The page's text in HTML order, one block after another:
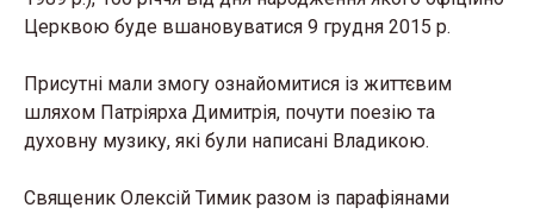
Церквою буде вшановуватися 9 грудня 2015 р.
Присутні мали змогу ознайомитися із життєвим
шляхом Патріярха Димитрія, почути поезію та
духовну музику, які були написані Владикою.
Священик Олексій Тимик разом із парафіянами